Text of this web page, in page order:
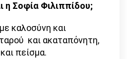
η Σοφία Φιλιππίδου;
καλοσύνη και
και ακαταπόνητη,
πείσμα.